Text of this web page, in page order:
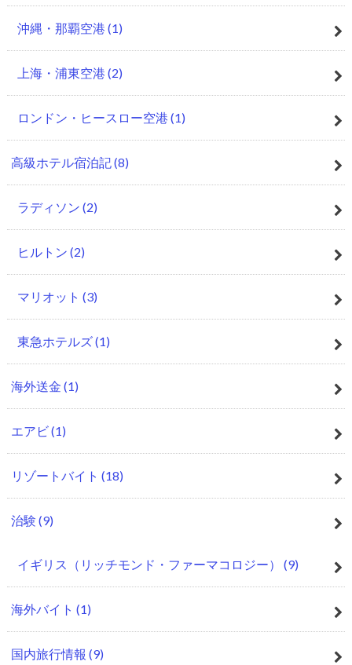
沖縄・那覇空港 (1)
上海・浦東空港 (2)
ロンドン・ヒースロー空港 (1)
高級ホテル宿泊記(8)
ラディソン (2)
ヒルトン (2)
マリオット (3)
東急ホテルズ(1)
海外送金 (1)
エアビ(1)
リゾートバイト (18)
治験 (9)
イギリス（リッチモンド・ファーマコロジー） (9)
海外バイト (1)
国内旅行情報 (9)